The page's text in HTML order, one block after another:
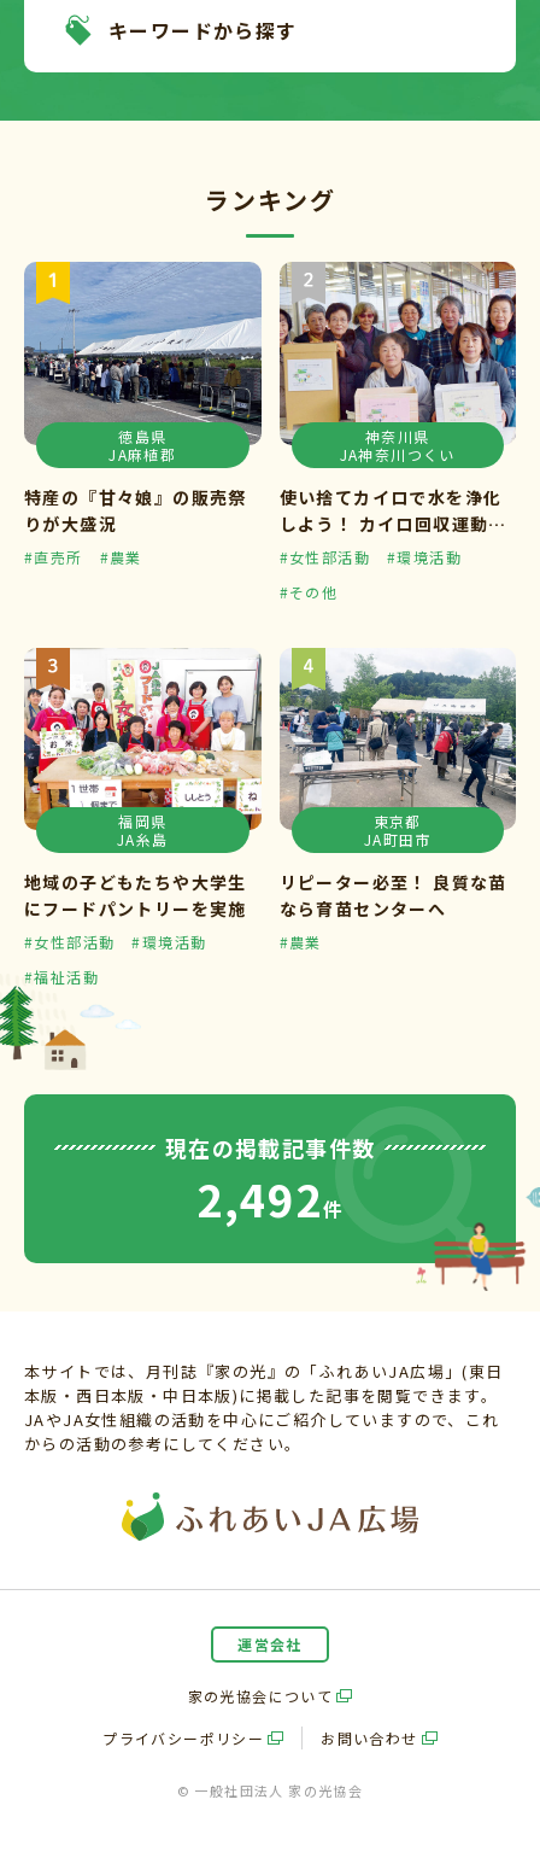
キーワードから探す
ランキング
徳島県
JA麻植郡
特産の『甘々娘』の販売祭
りが大盛況
#直売所 #農業
神奈川県
JA神奈川つくい
使い捨てカイロで水を浄化
しよう！ カイロ回収運動ス
タート
#女性部活動
#環境活動
#その他
福岡県
JA糸島
地域の子どもたちや大学生
にフードパントリーを実施
#女性部活動
#環境活動
#福祉活動
東京都
JA町田市
リピーター必至！ 良質な苗
なら育苗センターへ
#農業
現在の掲載記事件数
2,492件
本サイトでは、月刊誌『家の光』の「ふれあいJA広場」(東日
本版・西日本版・中日本版)に掲載した記事を閲覧できます。
JAやJA女性組織の活動を中心にご紹介していますので、これ
からの活動の参考にしてください。
運営会社
家の光協会について
プライバシーポリシー お問い合わせ
© 一般社団法人 家の光協会